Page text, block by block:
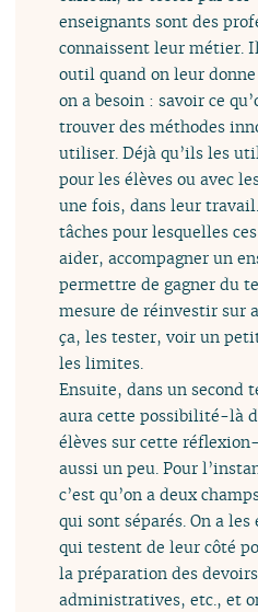
enseignants sont des
connaissent leur métier.
outil quand on leur
on a besoin : savoir ce
trouver des méthodes
utiliser. Déjà qu’ils les
pour les élèves ou avec
une fois, dans leur
tâches pour lesquelles
aider, accompagner un
permettre de gagner du
mesure de réinvestir sur
ça, les tester, voir un
les limites.
Ensuite, dans un second
aura cette possibilité-là
élèves sur cette
aussi un peu. Pour
c’est qu’on a deux
qui sont séparés. On a
qui testent de leur côté
la préparation des
administratives, etc., et